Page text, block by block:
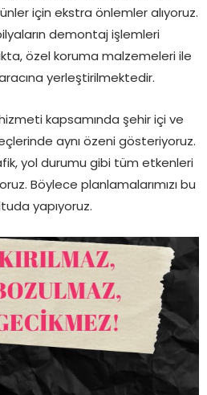
için ekstra önlemler alıyoruz.
demontaj işlemleri
özel koruma malzemeleri ile
yerleştirilmektedir.
kapsamında şehir içi ve
aynı özeni gösteriyoruz.
yol durumu gibi tüm etkenleri
Böylece planlamalarımızı bu
yapıyoruz.